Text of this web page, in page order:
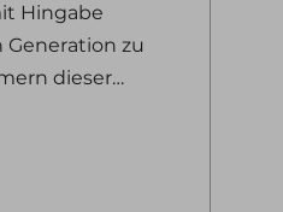
Hingabe
zu
dieser
Versorgung,